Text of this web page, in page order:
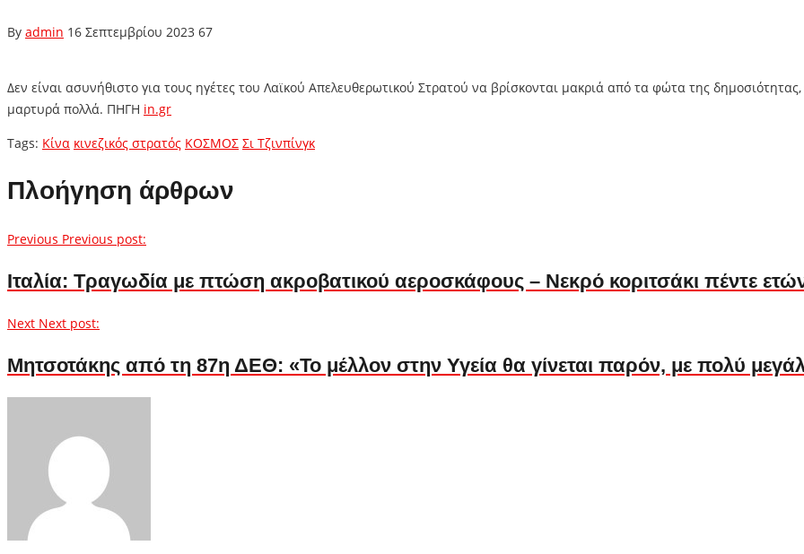
By admin 16 Σεπτεμβρίου 2023 67
Δεν είναι ασυνήθιστο για τους ηγέτες του Λαϊκού Απελευθερωτικού Στρατού να βρίσκονται μακριά από τα φώτα της
μαρτυρά πολλά. ΠΗΓΗ in.gr
Tags: Κίνα κινεζικός στρατός ΚΟΣΜΟΣ Σι Τζινπίνγκ
Πλοήγηση άρθρων
Previous Previous post:
Ιταλία: Τραγωδία με πτώση ακροβατικού αεροσκάφους – Νεκρό κοριτσάκι πέντε
Next Next post:
Μητσοτάκης από τη 87η ΔΕΘ: «Το μέλλον στην Υγεία θα γίνεται παρόν, με πολύ